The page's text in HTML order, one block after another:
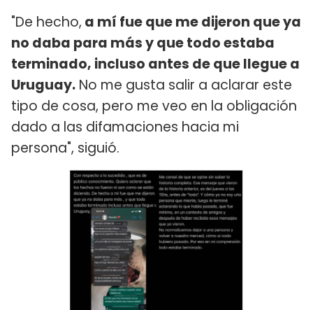
"De hecho, a mí fue que me dijeron que ya
no daba para más y que todo estaba
terminado, incluso antes de que llegue a
Uruguay. No me gusta salir a aclarar este
tipo de cosa, pero me veo en la obligación
dado a las difamaciones hacia mi
persona", siguió.